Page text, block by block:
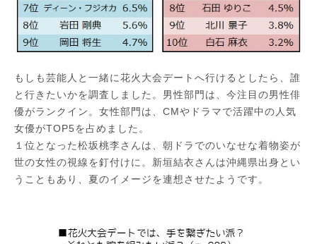
もしも芸能人と一緒に花火大会デートへ行けるとしたら、誰
と行きたいかを調査しました。男性部門は、今注目の男性俳
優がランクイン。女性部門は、CMやドラマで活躍中の人気
女優がTOP5を占めました。
１位となった松坂桃李さんは、朝ドラでのいなせな着物姿が
世の女性の視線を釘付けに。新垣結衣さんは沖縄県出身とい
うこともあり、夏のイメージを連想させたようです。